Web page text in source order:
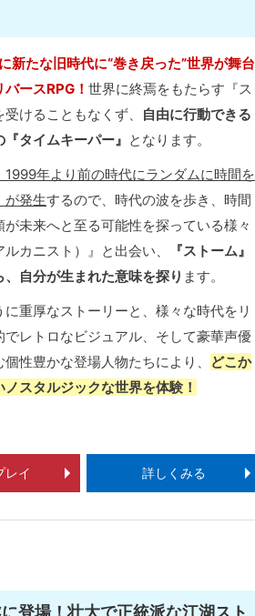
新たな旧時代に“巻き戻った”世界が舞台
バースRPG！世界に終焉をもたらす『ス
けることもなくず、 自由に行動できる
タイムキーパー』 となります。
1999年より前の時代にランダムに時間を
が発生するので、時代の波を歩き、時間
未来へと至る可能性を探っている様々
カニスト）』と出会い、
『ストーム』
自分が生まれた意味を探り ます。
に重厚なストーリーと、様々な時代をリ
でレトロなビジュアル、そして豪華声優
性豊かな登場人物たちにより、 どこか
スタルジックな世界を体験！
レイ 詳しくみる
登場！壮大で正統派な江湖スト